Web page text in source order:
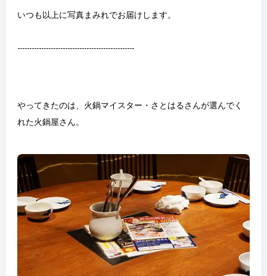
まう かつおに興味津々、マネージャーと新卒1年目 輝
くまぐろのカルパッチョを前にして、一同興奮をおさ
良時代の政治の中心地」などなど、どんどん話に脈絡
がなくなってくる ウツボって食べたことない！と盛り
上がって注文 突然「俺、趣味が無いのが悩みで
は、めっちゃ気になるけど怖くて見られないんです
よ。誰か観てレポートしてくれませんか？」と無茶を
言う人（知らんがな） どこに座っても質問攻めにされ
る、このグループ唯一の1年目（はにかみ） 並んで座
るとなんだか似ている師弟 ラストオーダーが近くなっ
てもガンガン食べる グラスでもなんでも、そこに文字
があると読んでしまう 解説らしきものを見つけると
「なにこれなにこれ」と読んでしまう ……とまあ、ワ
イワイやるうちにとっぷり夜も更けまして、 一歩店を
出ると、誰も目を合わせなくなるのでした。 &nbsp; &n
いつも以上に写真まみれでお届けします。
-------------------------------------------------
やってきたのは、火鍋マイスター・さとはるさんが選んでく
れた火鍋屋さん。